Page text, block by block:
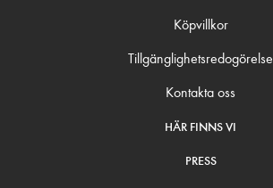
Köpvillkor
Tillgänglighetsredogörelse
Kontakta oss
HÄR FINNS VI
PRESS